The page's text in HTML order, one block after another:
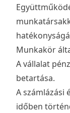
Munkakör
A vállalat
betartása.
A számlázási
időben